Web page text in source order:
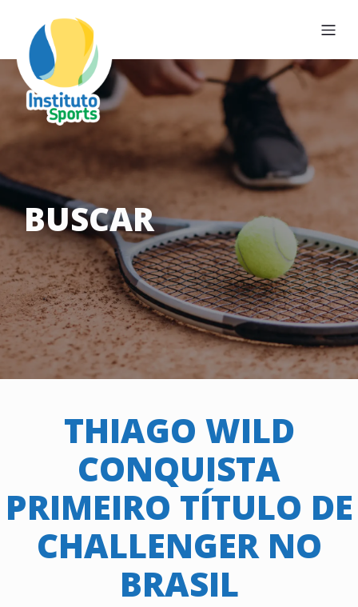
BUSCAR
THIAGO WILD
CONQUISTA
PRIMEIRO TÍTULO DE
CHALLENGER NO
BRASIL